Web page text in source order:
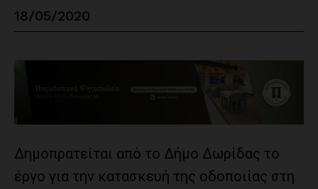
18/05/2020
Δημοπρατείται από το Δήμο Δωρίδας το
έργο για την κατασκευή της οδοποιίας στη